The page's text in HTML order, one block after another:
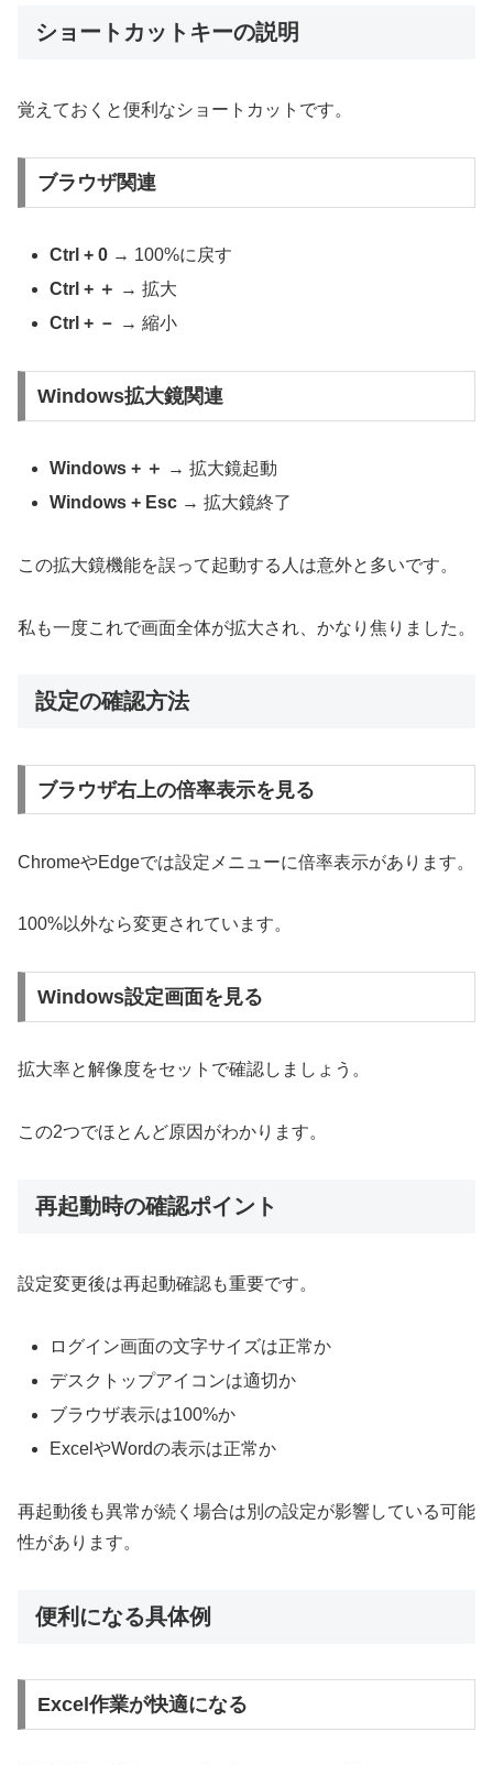
ショートカットキーの説明
覚えておくと便利なショートカットです。
ブラウザ関連
Ctrl + 0 → 100%に戻す
Ctrl + ＋ → 拡大
Ctrl + － → 縮小
Windows拡大鏡関連
Windows + ＋ → 拡大鏡起動
Windows + Esc → 拡大鏡終了
この拡大鏡機能を誤って起動する人は意外と多いです。
私も一度これで画面全体が拡大され、かなり焦りました。
設定の確認方法
ブラウザ右上の倍率表示を見る
ChromeやEdgeでは設定メニューに倍率表示があります。
100%以外なら変更されています。
Windows設定画面を見る
拡大率と解像度をセットで確認しましょう。
この2つでほとんど原因がわかります。
再起動時の確認ポイント
設定変更後は再起動確認も重要です。
ログイン画面の文字サイズは正常か
デスクトップアイコンは適切か
ブラウザ表示は100%か
ExcelやWordの表示は正常か
再起動後も異常が続く場合は別の設定が影響している可能
性があります。
便利になる具体例
Excel作業が快適になる